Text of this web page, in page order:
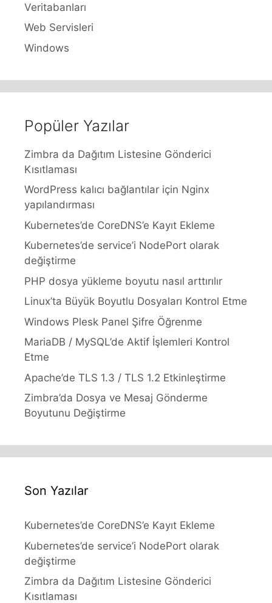
Veritabanları
Web Servisleri
Windows
Popüler Yazılar
Zimbra da Dağıtım Listesine Gönderici
Kısıtlaması
WordPress kalıcı bağlantılar için Nginx
yapılandırması
Kubernetes’de CoreDNS’e Kayıt Ekleme
Kubernetes’de service’i NodePort olarak
değiştirme
PHP dosya yükleme boyutu nasıl arttırılır
Linux’ta Büyük Boyutlu Dosyaları Kontrol Etme
Windows Plesk Panel Şifre Öğrenme
MariaDB / MySQL’de Aktif İşlemleri Kontrol
Etme
Apache’de TLS 1.3 / TLS 1.2 Etkinleştirme
Zimbra’da Dosya ve Mesaj Gönderme
Boyutunu Değiştirme
Son Yazılar
Kubernetes’de CoreDNS’e Kayıt Ekleme
Kubernetes’de service’i NodePort olarak
değiştirme
Zimbra da Dağıtım Listesine Gönderici
Kısıtlaması